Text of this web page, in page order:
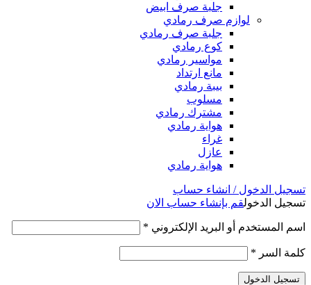
جلبة صرف ابيض
لوازم صرف رمادي
جلبة صرف رمادي
كوع رمادي
مواسير رمادي
مانع ارتداد
بيبة رمادي
مسلوب
مشترك رمادي
هواية رمادي
غراء
عازل
هواية رمادي
تسجيل الدخول / انشاء حساب
تسجيل الدخولقم بإنشاء حساب الان
اسم المستخدم أو البريد الإلكتروني *
كلمة السر *
تسجيل الدخول